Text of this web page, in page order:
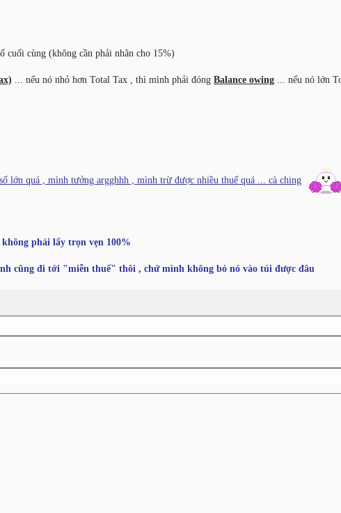
cùng (không cần phải nhân cho 15%)
... nếu nó nhỏ hơn Total Tax , thì mình phải đóngBalance owing ... nếu nó lớn
lớn quá , mình tưởng argghhh , mình trừ được nhiều thuế quá ... cà ching
phải lấy trọn vẹn 100%
cũng đi tới "miễn thuế" thôi , chứ mình không bỏ nó vào túi được đâu